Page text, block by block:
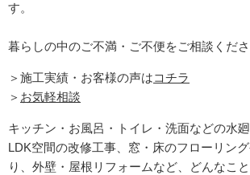
す。
暮らしの中のご不満・ご不便をご相談くださ
＞施工実績・お客様の声はコチラ
＞ お気軽相談
キッチン・お風呂・トイレ・洗面などの水
LDK空間の改修工事、窓・床のフローリン
り、外壁・屋根リフォームなど、どんなこ